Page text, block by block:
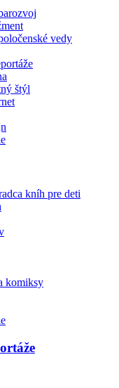
vedy
štýl
kníh pre deti
komiksy